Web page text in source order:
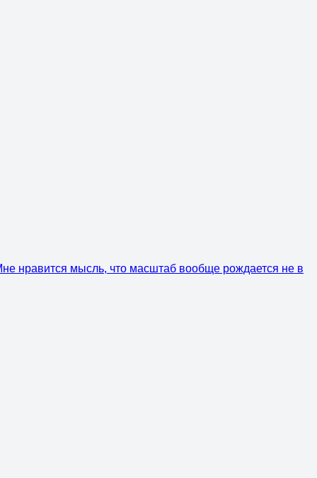
нравится мысль, что масштаб вообще рождается не в